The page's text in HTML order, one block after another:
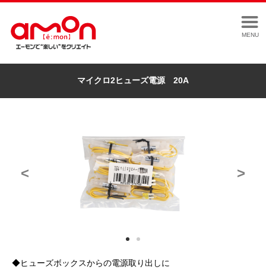
MENU
マイクロ2ヒューズ電源 20A
< >
◆ヒューズボックスからの電源取り出しに